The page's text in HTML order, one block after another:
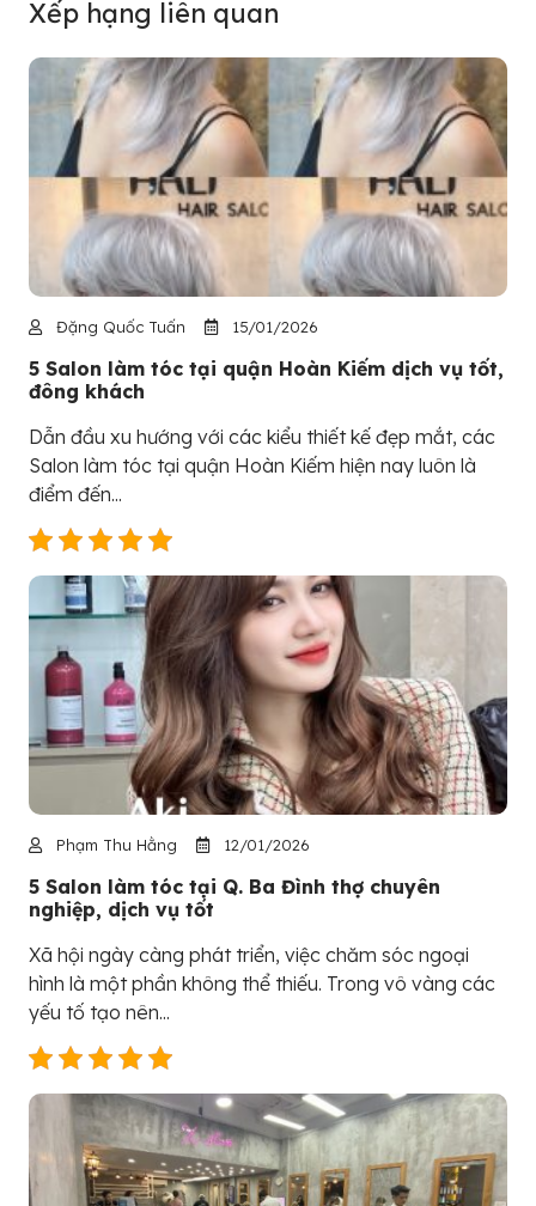
Xếp hạng liên quan
Đặng Quốc Tuấn 15/01/2026
5 Salon làm tóc tại quận Hoàn Kiếm dịch vụ tốt,
đông khách
Dẫn đầu xu hướng với các kiểu thiết kế đẹp mắt, các
Salon làm tóc tại quận Hoàn Kiếm hiện nay luôn là
điểm đến...
Phạm Thu Hằng 12/01/2026
5 Salon làm tóc tại Q. Ba Đình thợ chuyên
nghiệp, dịch vụ tốt
Xã hội ngày càng phát triển, việc chăm sóc ngoại
hình là một phần không thể thiếu. Trong vô vàng các
yếu tố tạo nên...